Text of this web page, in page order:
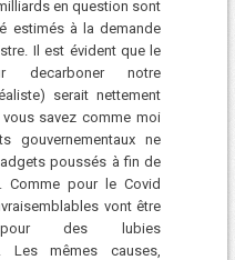
en question sont
estimés à la demande
Il est évident que le
decarboner notre
serait nettement
vous savez comme moi
gouvernementaux ne
poussés à fin de
Comme pour le Covid
vont être
pour des lubies
Les mêmes causes,